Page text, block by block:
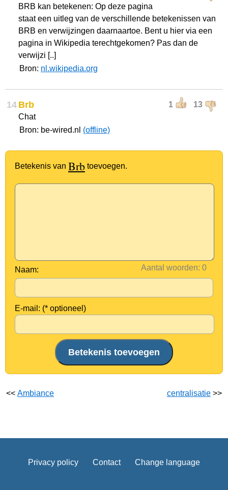
BRB kan betekenen: Op deze pagina
staat een uitleg van de verschillende betekenissen van
BRB en verwijzingen daarnaartoe. Bent u hier via een
pagina in Wikipedia terechtgekomen? Pas dan de
verwijzi [..]
Bron: nl.wikipedia.org
14 1 13
Brb
Chat
Bron: be-wired.nl (offline)
Betekenis van Brb toevoegen.
Aantal woorden:
Naam:
E-mail: (* optioneel)
<< Ambiance centralisatie >>
Privacy policy Contact Change language